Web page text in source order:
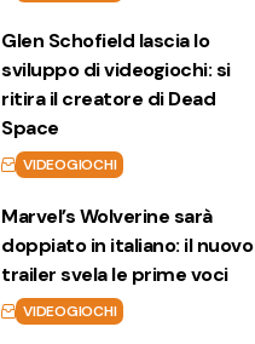
Glen Schofield lascia lo
sviluppo di videogiochi: si
ritira il creatore di Dead
Space
VIDEOGIOCHI
Marvel’s Wolverine sarà
doppiato in italiano: il nuovo
trailer svela le prime voci
VIDEOGIOCHI